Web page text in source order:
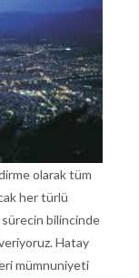
olarak tüm
her türlü
sürecin bilincinde
veriyoruz. Hatay
mümnuniyeti